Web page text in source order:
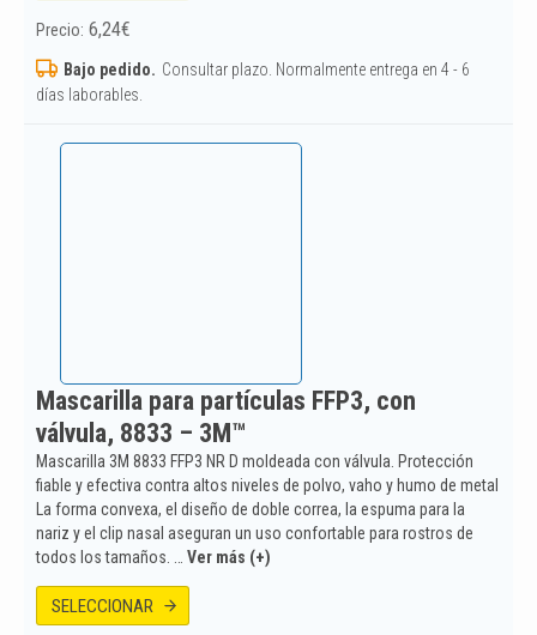
Precio: 6,24€
Bajo pedido. Consultar plazo. Normalmente entrega en 4 - 6
días laborables.
Mascarilla para partículas FFP3, con
válvula, 8833 – 3M™
Mascarilla 3M 8833 FFP3 NR D moldeada con válvula. Protección
fiable y efectiva contra altos niveles de polvo, vaho y humo de metal
La forma convexa, el diseño de doble correa, la espuma para la
nariz y el clip nasal aseguran un uso confortable para rostros de
todos los tamaños. … Ver más (+)
SELECCIONAR